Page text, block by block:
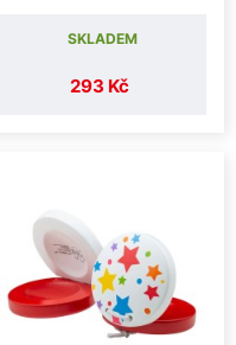
293 Kč
SKLADEM